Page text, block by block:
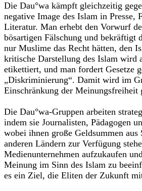
Die Dau°wa kämpft gleichzeitig
negative Image des Islam in Presse,
Literatur. Man erhebt den Vorwurf
bösartigen Fälschung und bekräftigt
nur Muslime das Recht hätten, den
kritische Darstellung des Islam wird
etikettiert, und man fordert Gesetze
„Diskriminierung“. Damit wird im
Einschränkung der Meinungsfreiheit
Die Dau°wa-Gruppen arbeiten
indem sie Journalisten, Pädagogen
wobei ihnen große Geldsummen
anderen Ländern zur Verfügung
Medienunternehmen aufzukaufen
Meinung im Sinn des Islam zu
es ein Ziel, die Eliten der Zukunft